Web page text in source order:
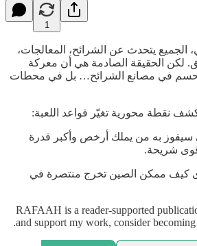
1
الجميع يتحدث عن الشرائح، المعالجات،
لكن الحقيقة الصادمة هي أن معركة
تُحسم في مصانع الشرائح… بل في محطات
كشف نقطة محورية تغيّر قواعد اللعبة:
سيفوز به من يملك أرخص وأكبر قدرة
شريحة.
كيف ممكن الصين تخرج منتصرة في
RAFAAH is a reader-supported
and support my work, consider becoming